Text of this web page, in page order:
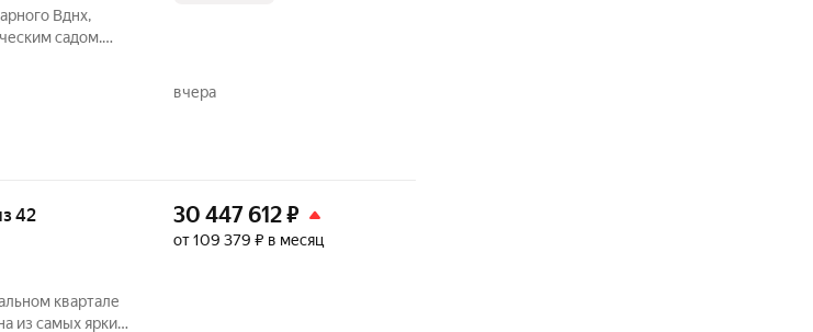
Вднх,
садом.
Удобный
вчера
42
квартале
из самых ярких
30 447 612₽
от 109 379 ₽ в месяц